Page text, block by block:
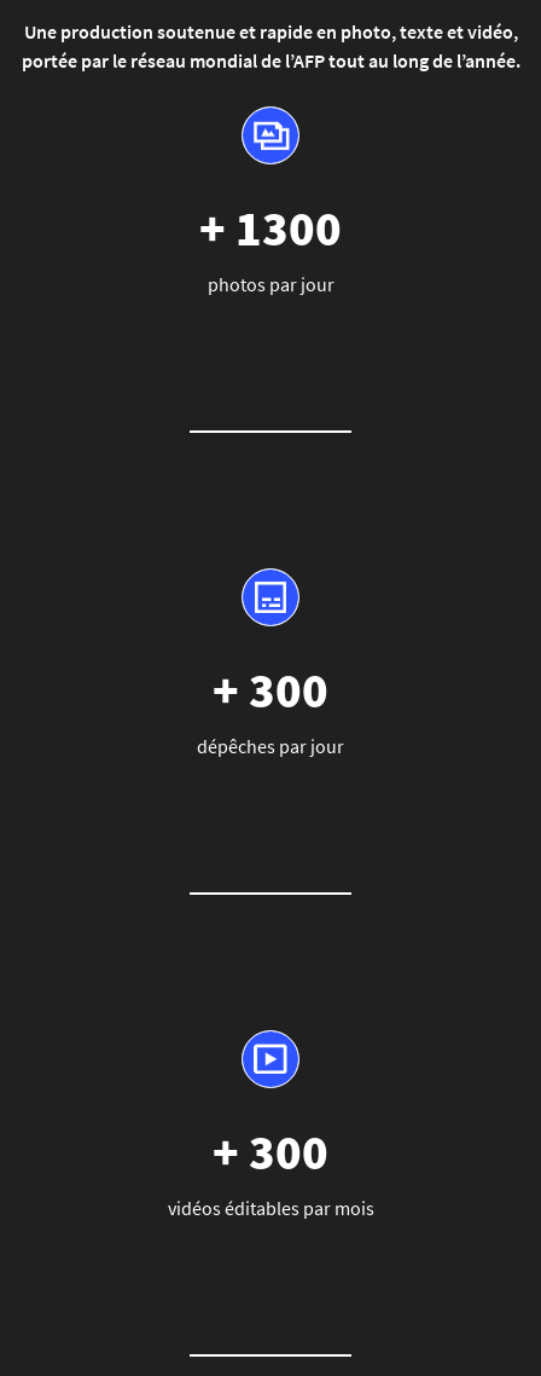
Une production soutenue et rapide en photo, texte et vidéo,
portée par le réseau mondial de l’AFP tout au long de l’année.
+ 1300
photos par jour
+ 300
dépêches par jour
+ 300
vidéos éditables par mois